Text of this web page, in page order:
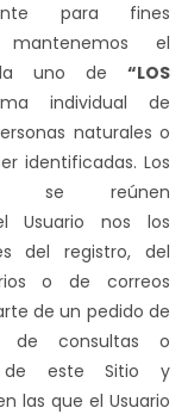
para fines
el
uno de “LOS
individual de
naturales o
identificadas. Los
se reúnen
Usuario nos los
del registro, del
o de correos
de un pedido de
de consultas o
de este Sitio y
las que el Usuario